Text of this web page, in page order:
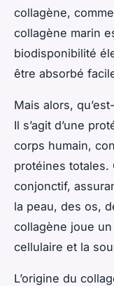
collagène,
collagène marin
biodisponibilité
être absorbé
Mais alors,
Il s’agit d’une
corps humain,
protéines totales.
conjonctif,
la peau, des os,
collagène joue
cellulaire et la
L’origine du